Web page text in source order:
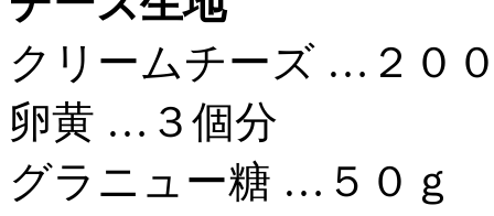
クリームチーズ …２０
卵黄 …３個分
グラニュー糖 …５０ｇ